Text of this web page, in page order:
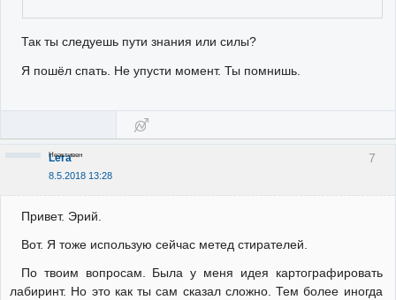
Так ты следуешь пути знания или силы?
Я пошёл спать. Не упусти момент. Ты помнишь.
7
Lera
8.5.2018 13:28
Неактивен
Привет. Эрий.
Вот. Я тоже использую сейчас метед стирателей.
По твоим вопросам. Была у меня идея картографировать
лабиринт. Но это как ты сам сказал сложно. Тем более иногда